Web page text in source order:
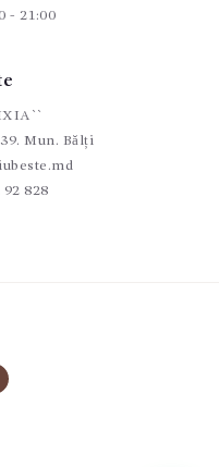
- 21:00
Mun. Bălți
92 828